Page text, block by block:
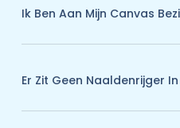
Ik Ben Aan Mijn Canvas
Er Zit Geen Naaldenrijger